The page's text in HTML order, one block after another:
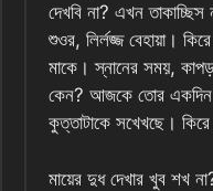
দেখবি না? এখন
শুওর, লির্লজ্জ বেহায়া।
মাকে। স্নানের সময়,
কেন? আজকে তোর
কুত্তাটাকে সখেখছে।
মায়ের দুধ দেখার খুব শখ